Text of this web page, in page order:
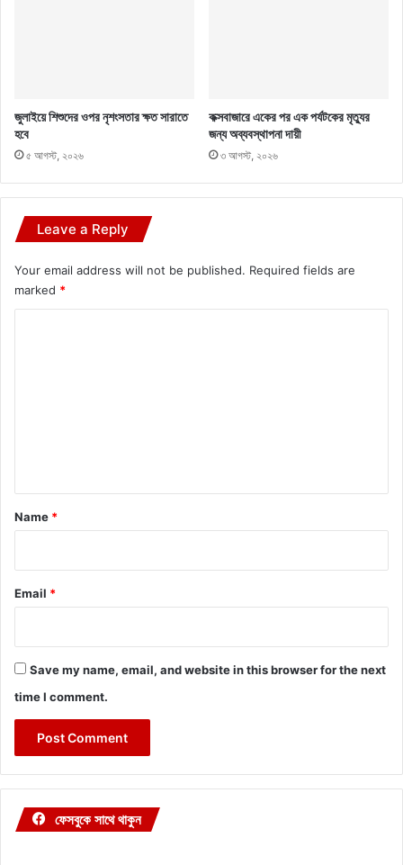
জুলাইয়ে শিশুদের ওপর নৃশংসতার ক্ষত সারাতে
হবে
৫ আগস্ট, ২০২৬
কক্সবাজারে একের পর এক পর্যটকের মৃত্যুর
জন্য অব্যবস্থাপনা দায়ী
৩ আগস্ট, ২০২৬
Leave a Reply
Your email address will not be published. Required fields are
marked *
*
Name *
Email *
Save my name, email, and website in this browser for the next
time I comment.
ফেসবুকে সাথে থাকুন